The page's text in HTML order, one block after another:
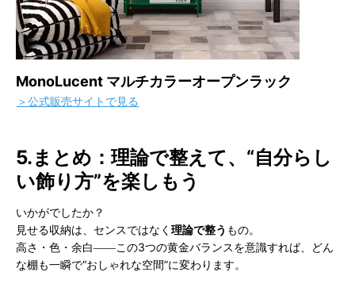
MonoLucent マルチカラーオープンラック
＞公式販売サイトで見る
5.まとめ：理論で整えて、“自分らし
い飾り方”を楽しもう
いかがでしたか？
見せる収納は、センスではなく 理論で整う もの。
高さ・色・余白――この3つの黄金バランスを意識すれば、どん
な棚も一瞬で“おしゃれな空間”に変わります。